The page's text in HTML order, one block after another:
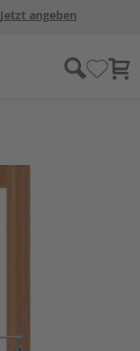
Jetzt angeben